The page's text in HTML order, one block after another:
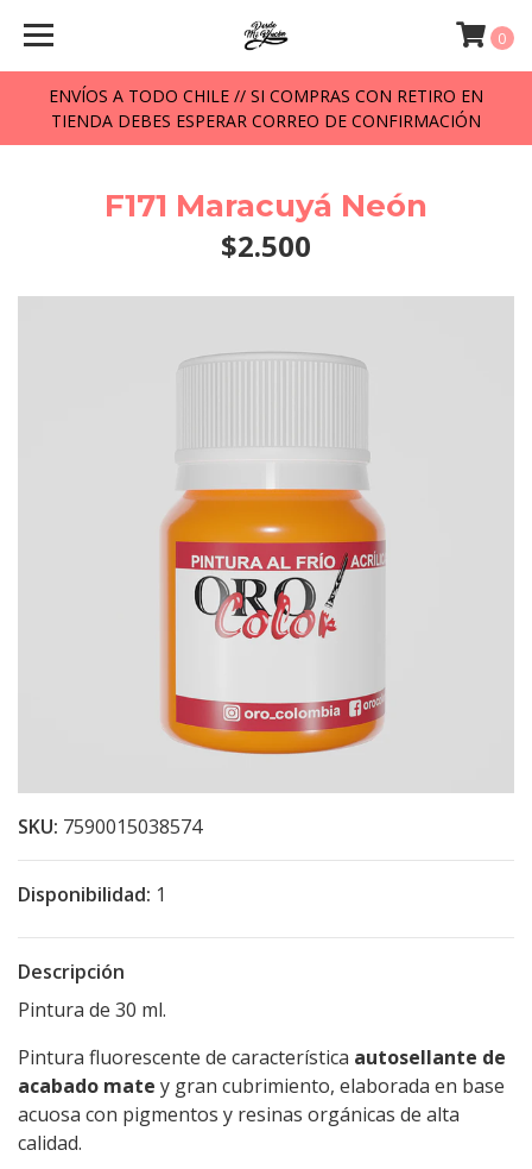
ENVÍOS A TODO CHILE // SI COMPRAS CON RETIRO EN
TIENDA DEBES ESPERAR CORREO DE CONFIRMACIÓN
0
F171 Maracuyá Neón
$2.500
SKU: 7590015038574
Disponibilidad: 1
Descripción
Pintura de 30 ml.
Pintura fluorescente de característica autosellante de
acabado mate y gran cubrimiento, elaborada en base
acuosa con pigmentos y resinas orgánicas de alta
calidad.